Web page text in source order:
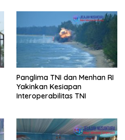
Panglima TNI dan Menhan RI
Yakinkan Kesiapan
Interoperabilitas TNI